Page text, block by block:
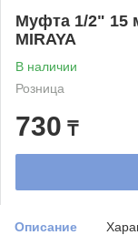
Муфта 1/2" 15
MIRAYA
В наличии
Розница
730 ₸
Описание